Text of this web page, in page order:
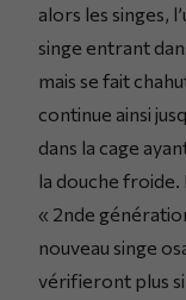
alors les singes,
singe entrant
mais se fait
continue ainsi
dans la cage
la douche froide.
« 2nde
nouveau singe
vérifieront plus